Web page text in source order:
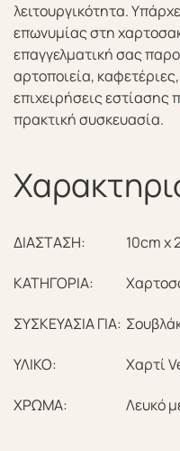
λειτουργικότητα.
επωνυμίας στη
επαγγελματική σας
αρτοποιεία,
επιχειρήσεις εστίασης
πρακτική συσκευασία.
ΔΙΑΣΤΑΣΗ: 10cm x
ΚΑΤΗΓΟΡΙΑ:
ΣΥΣΚΕΥΑΣΙΑ ΓΙΑ:
ΥΛΙΚΟ: Χαρτί
ΧΡΩΜΑ: Λευκό